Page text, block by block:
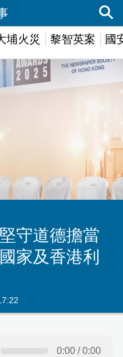
埔火災 黎智英案 國
守道德擔當
家及香港利